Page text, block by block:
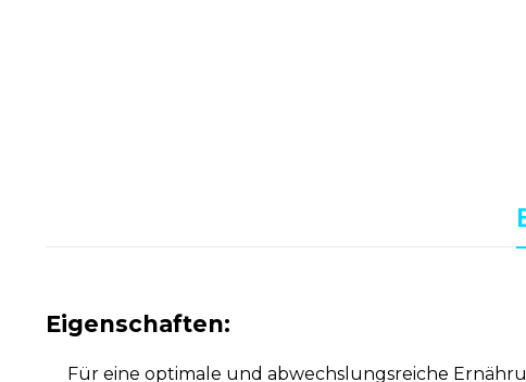
Eigenschaften:
Für eine optimale und abwechslungsreiche